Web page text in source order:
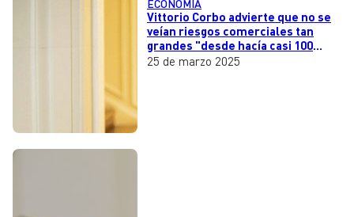
ECONOMÍA
Vittorio Corbo advierte que no se
veían riesgos comerciales tan
grandes "desde hacía casi 100
años"
25 de marzo 2025